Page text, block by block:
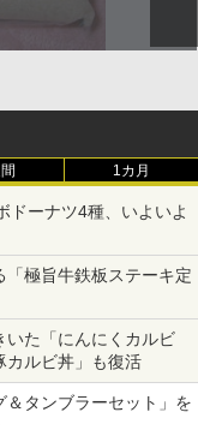
1カ月
ドーナツ4種、いよいよ
極旨牛鉄板ステーキ定
いた「にんにくカルビ
カルビ丼」も復活
タンブラーセット」を